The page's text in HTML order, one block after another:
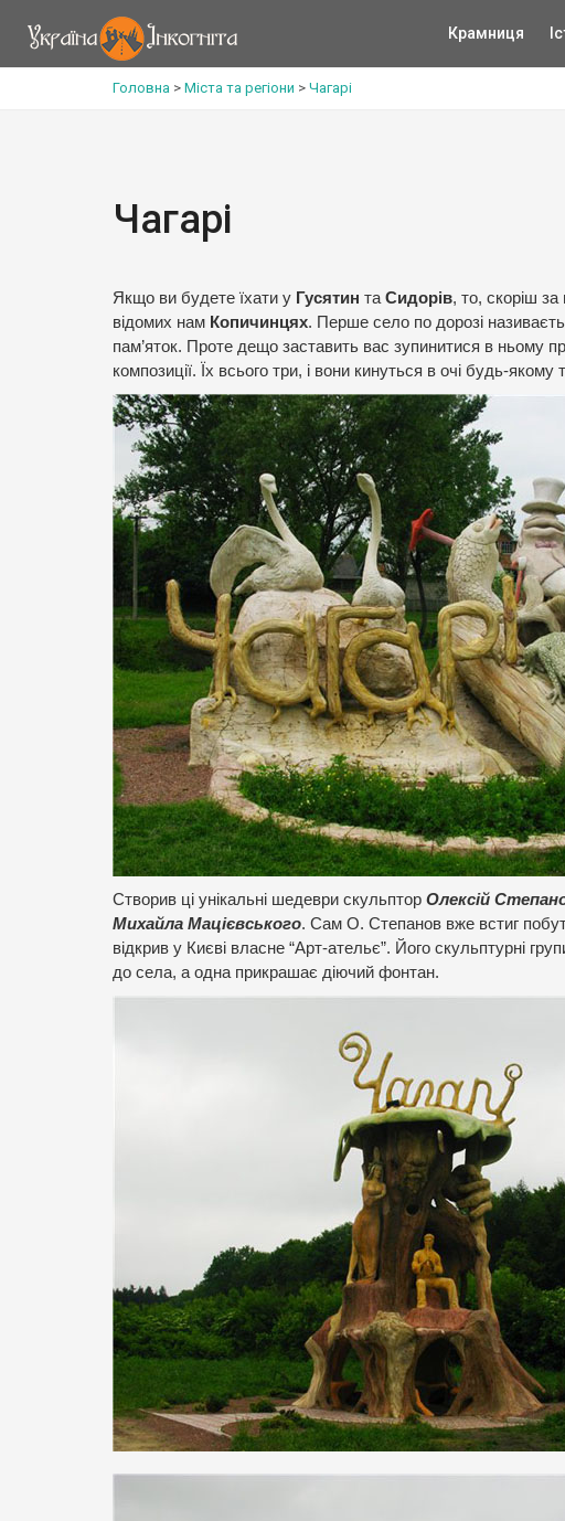
Крамниця
Головна > Міста та регіони > Чагарі
Чагарі
Якщо ви будете їхати у Гусятин та Сидорів, то, скоріш
відомих нам Копичинцях. Перше село по дорозі
пам’яток. Проте дещо заставить вас зупинитися в ньому
композиції. Їх всього три, і вони кинуться в очі будь-
Створив ці унікальні шедеври скульптор Олексій
Михайла Мацієвського. Сам О. Степанов вже встиг
відкрив у Києві власне “Арт-ательє”. Його скульптурні
до села, а одна прикрашає діючий фонтан.